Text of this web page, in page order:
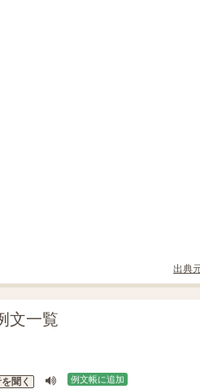
出典
文一覧
聞く 例文帳に追加